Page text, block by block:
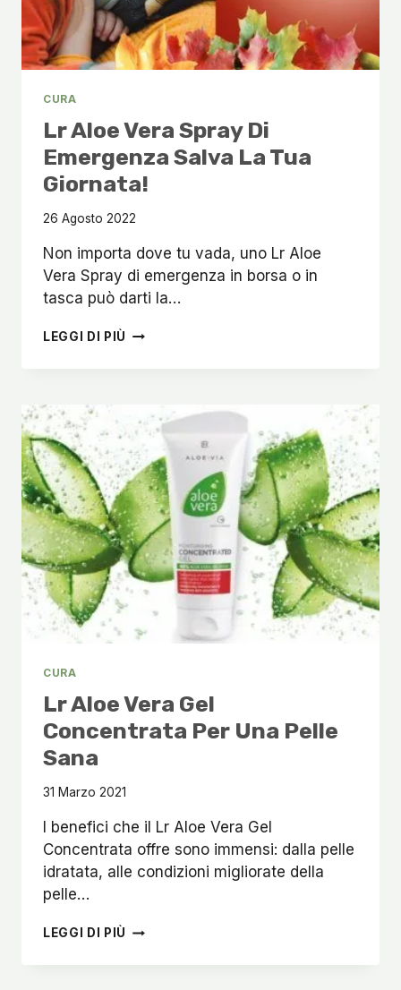
CURA
Lr Aloe Vera Spray Di
Emergenza Salva La Tua
Giornata!
26 Agosto 2022
Non importa dove tu vada, uno Lr Aloe
Vera Spray di emergenza in borsa o in
tasca può darti la…
LEGGI DI PIÙ LR
EMERGENZA
SALVA
LA
TUA
GIORNATA!
CURA
Lr Aloe Vera Gel
Concentrata Per Una Pelle
Sana
31 Marzo 2021
I benefici che il Lr Aloe Vera Gel
Concentrata offre sono immensi: dalla pelle
idratata, alle condizioni migliorate della
pelle…
LEGGI DI PIÙ LR